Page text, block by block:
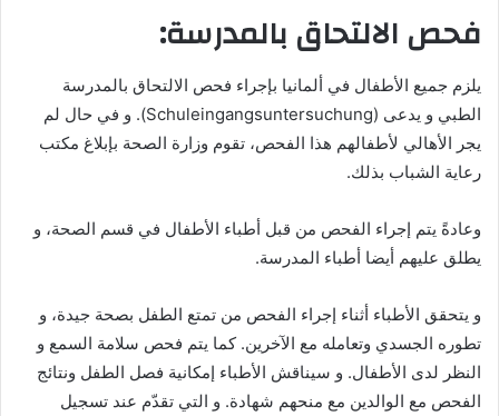
فحص الالتحاق بالمدرسة:
يلزم جميع الأطفال في ألمانيا بإجراء فحص الالتحاق بالمدرسة
الطبي و يدعى (Schuleingangsuntersuchung). و في حال لم
يجر الأهالي لأطفالهم هذا الفحص، تقوم وزارة الصحة بإبلاغ مكتب
رعاية الشباب بذلك.
وعادةً يتم إجراء الفحص من قبل أطباء الأطفال في قسم الصحة، و
يطلق عليهم أيضا أطباء المدرسة.
و يتحقق الأطباء أثناء إجراء الفحص من تمتع الطفل بصحة جيدة، و
تطوره الجسدي وتعامله مع الآخرين. كما يتم فحص سلامة السمع و
النظر لدى الأطفال. و سيناقش الأطباء إمكانية فصل الطفل ونتائج
الفحص مع الوالدين مع منحهم شهادة. و التي تقدّم عند تسجيل